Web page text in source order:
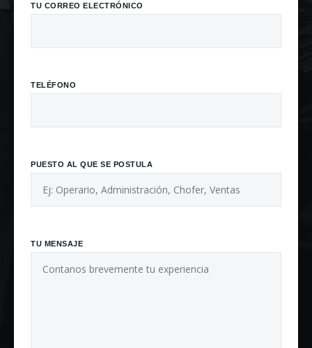
TU CORREO ELECTRÓNICO
TELÉFONO
PUESTO AL QUE SE POSTULA
TU MENSAJE